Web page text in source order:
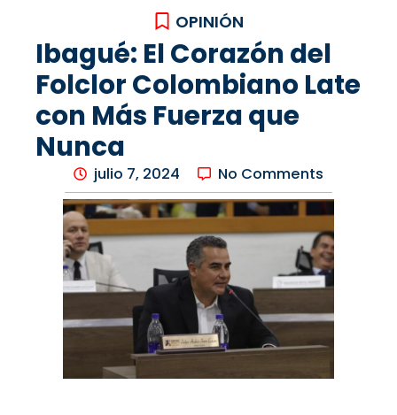
OPINIÓN
Ibagué: El Corazón del
Folclor Colombiano Late
con Más Fuerza que
Nunca
julio 7, 2024 No Comments